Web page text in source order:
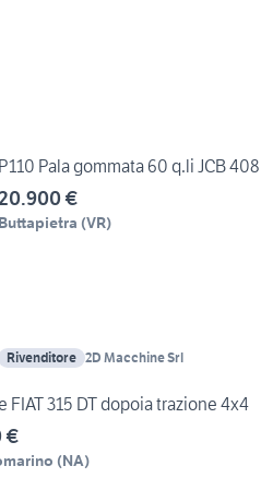
P110 Pala gommata 60 q.li JCB 408
€
Buttapietra (VR)
Rivenditore 2D Macchine Srl
FIAT 315 DT dopoia trazione 4x4
€
(NA)